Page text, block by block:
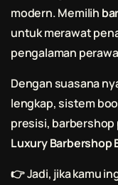
modern. Memilih
untuk merawat
pengalaman
Dengan suasana
lengkap, sistem
presisi,
Luxury Barbershop
👉 Jadi, jika kamu